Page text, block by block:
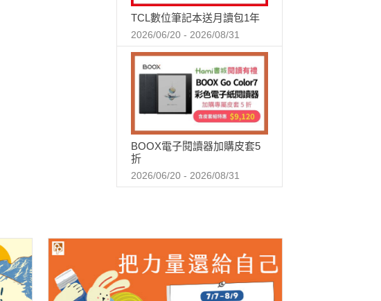
TCL數位筆記本送月讀包1年
2026/06/20 - 2026/08/31
BOOX電子閱讀器加購皮套5
折
2026/06/20 - 2026/08/31